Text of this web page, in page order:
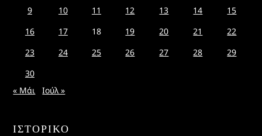
9
10 11 12 13 14
15
16
17 18 19 20 21
22
23
24 25 26 27 28
29
30
« Μάι
Ιούλ »
ΙΣΤΟΡΙΚΌ